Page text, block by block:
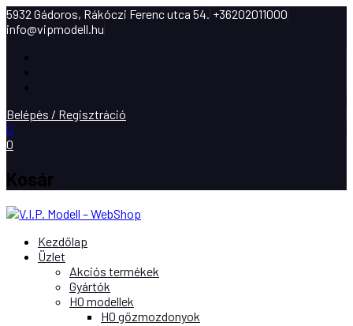
5932 Gádoros, Rákóczi Ferenc utca 54. +36202011000
info@vipmodell.hu
Belépés / Regisztráció
0
0
Kosár
Kezdőlap
Üzlet
Akciós termékek
Gyártók
H0 modellek
H0 gőzmozdonyok